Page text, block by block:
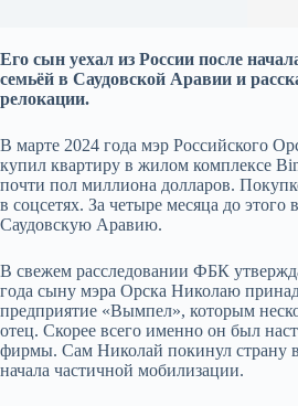
Его сын уехал из России после
семьёй в Саудовской Аравии и
релокации.
В марте 2024 года мэр Российского
купил квартиру в жилом комплексе
почти пол миллиона долларов.
в соцсетях. За четыре месяца до этого
Саудовскую Аравию.
В свежем расследовании ФБК
года сыну мэра Орска Николаю
предприятие «Вымпел», которым
отец. Скорее всего именно он был
фирмы. Сам Николай покинул страну в
начала частичной мобилизации.